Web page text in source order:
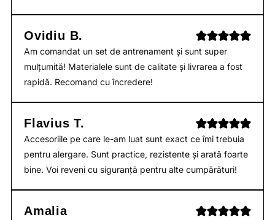
Ovidiu B.
Am comandat un set de antrenament și sunt super
mulțumită! Materialele sunt de calitate și livrarea a fost
rapidă. Recomand cu încredere!
Flavius T.
Accesoriile pe care le-am luat sunt exact ce îmi trebuia
pentru alergare. Sunt practice, rezistente și arată foarte
bine. Voi reveni cu siguranță pentru alte cumpărături!
Amalia